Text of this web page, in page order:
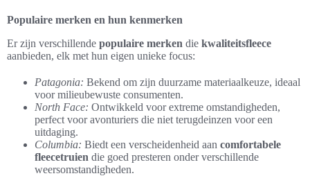
Populaire merken en hun kenmerken
Er zijn verschillende populaire merken die kwaliteitsfleece
aanbieden, elk met hun eigen unieke focus:
Patagonia: Bekend om zijn duurzame materiaalkeuze, ideaal
voor milieubewuste consumenten.
North Face: Ontwikkeld voor extreme omstandigheden,
perfect voor avonturiers die niet terugdeinzen voor een
uitdaging.
Columbia: Biedt een verscheidenheid aan comfortabele
fleecetruien die goed presteren onder verschillende
weersomstandigheden.